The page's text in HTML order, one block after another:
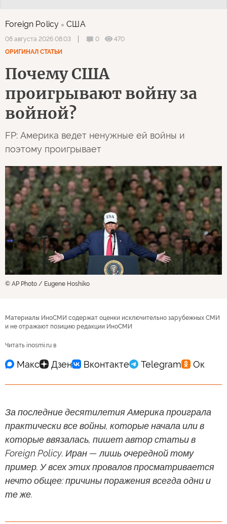
Foreign Policy США
08 августа 2026 08:03 0
470
ОРИГИНАЛ СТАТЬИ
Почему США
проигрывают войну за
войной?
FP: Америка ведет ненужные ей войны и
поэтому проигрывает
© AP Photo / Eugene Hoshiko
Материалы ИноСМИ содержат оценки исключительно зарубежных СМИ
и не отражают позицию редакции ИноСМИ
Читать inosmi.ru в
За последние десятилетия Америка проиграла
практически все войны, которые начала или в
которые ввязалась, пишет автор статьи в
Foreign Policy. Иран — лишь очередной тому
пример. У всех этих провалов просматривается
нечто общее: причины поражения всегда одни и
те же.